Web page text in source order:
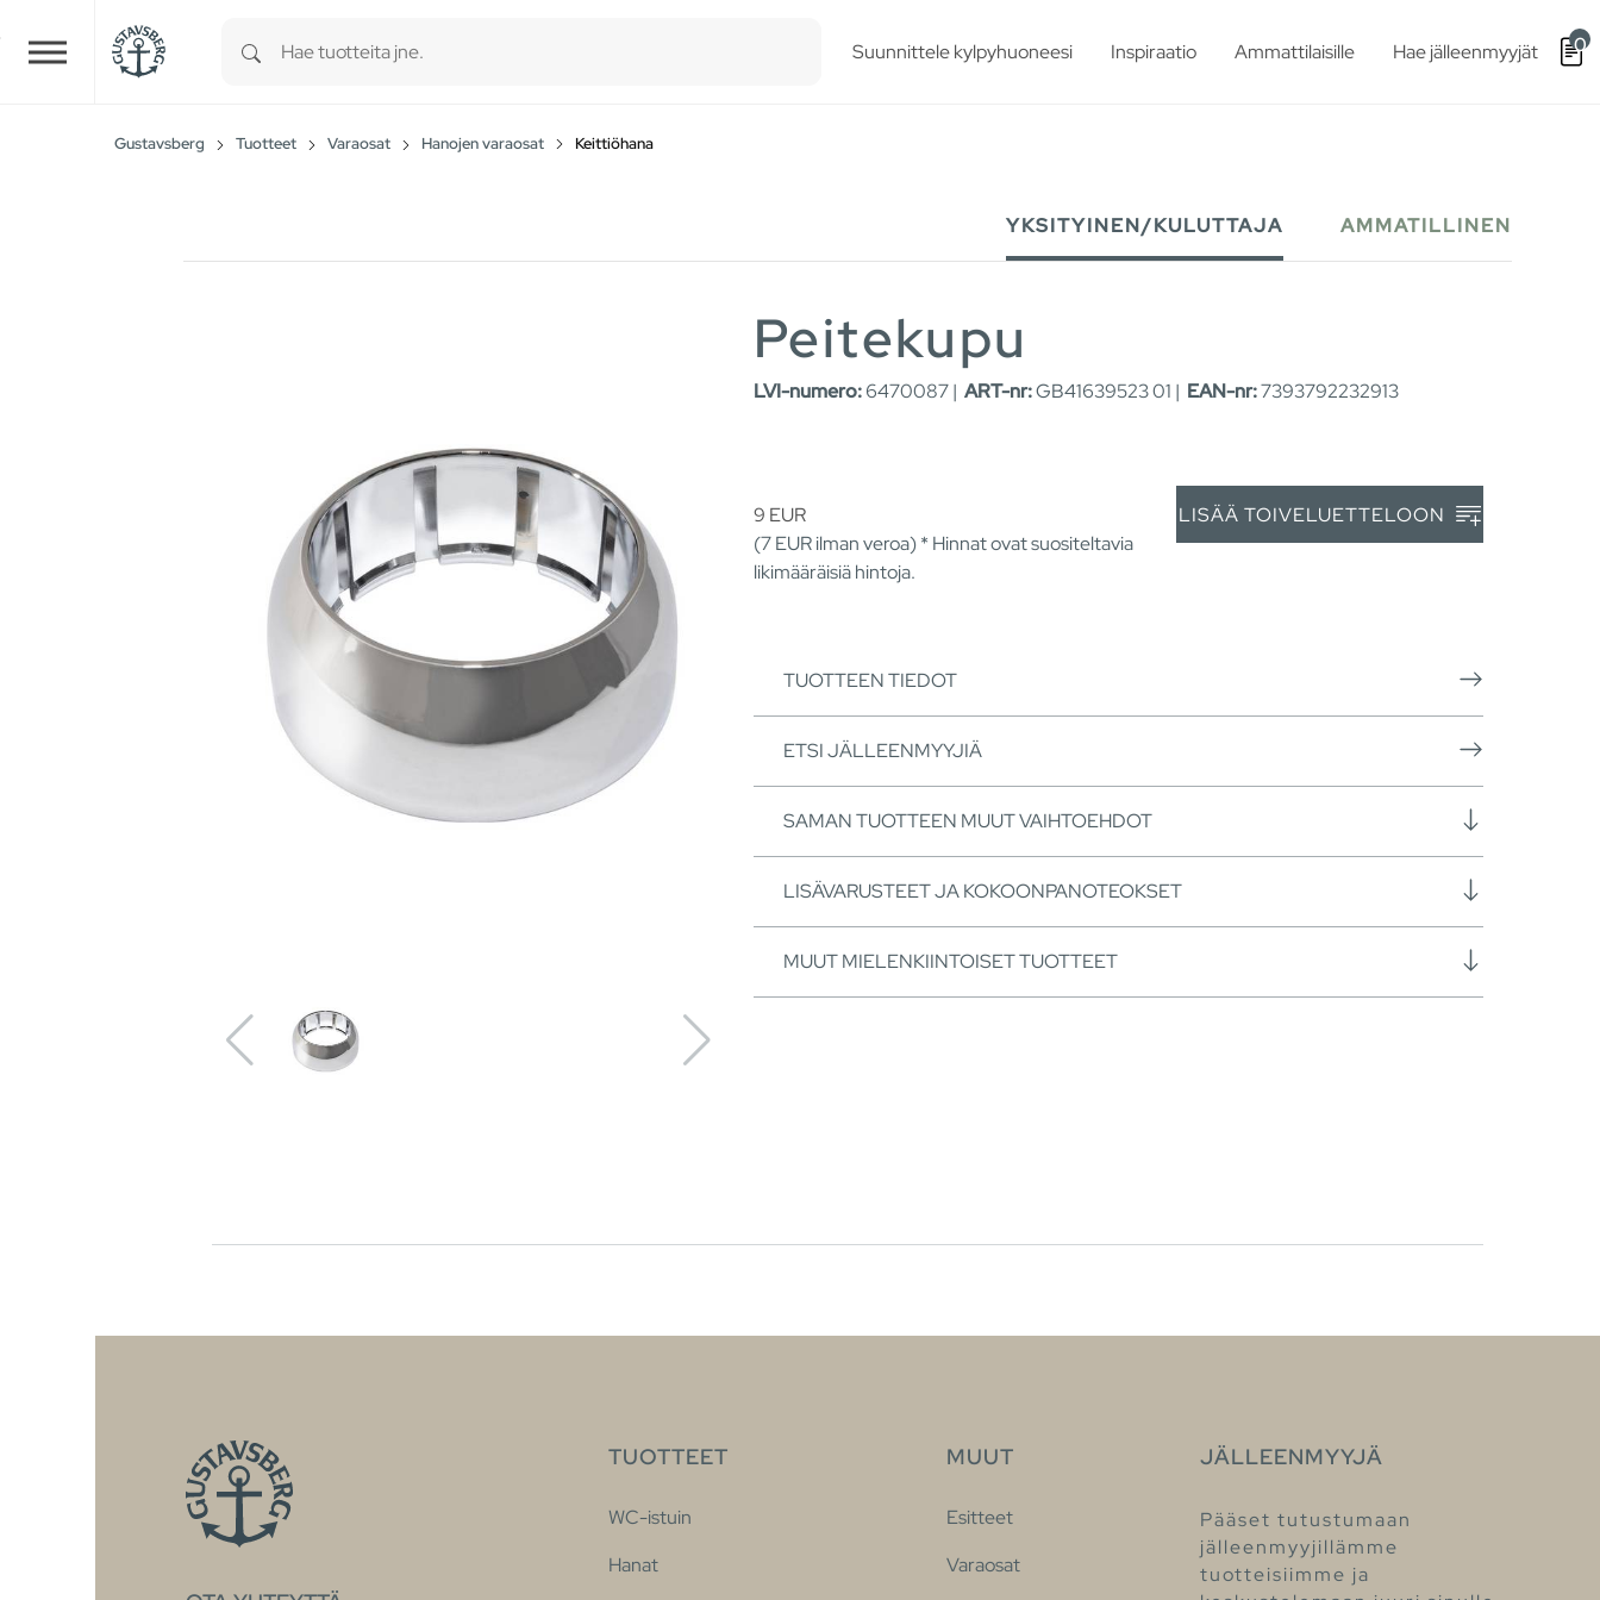
Skip to main content Suunnittele kylpyhuoneesi Inspiraatio Ammattilaisille Hae jälleenmyyjät 0
Gustavsberg Tuotteet Varaosat Hanojen varaosat Keittiöhana
YKSITYINEN/KULUTTAJA AMMATILLINEN
Peitekupu
LVI-numero:6470087 | ART-nr:GB41639523 01 | EAN-nr:7393792232913
9 EUR
(7EURilman veroa) * Hinnat ovat suositeltavia
likimääräisiä hintoja.
LISÄÄ TOIVELUETTELOON
TUOTTEEN TIEDOT
ETSI JÄLLEENMYYJIÄ
SAMAN TUOTTEEN MUUT VAIHTOEHDOT
LISÄVARUSTEET JA KOKOONPANOTEOKSET
MUUT MIELENKIINTOISET TUOTTEET
TUOTTEET
WC-istuin
Hanat
MUUT
Esitteet
Varaosat
JÄLLEENMYYJÄ
Pääset tutustumaan
jälleenmyyjillämme
tuotteisiimme ja